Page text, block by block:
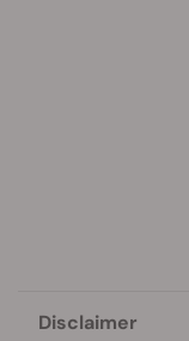
Disclaimer